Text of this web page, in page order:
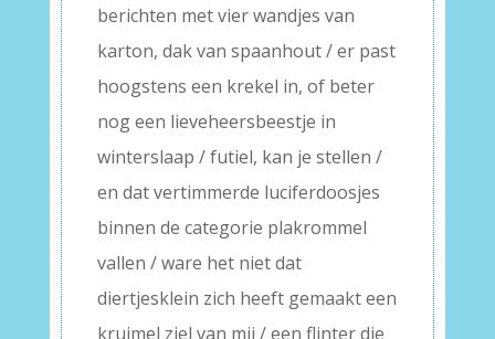
berichten met vier wandjes van
karton, dak van spaanhout / er past
hoogstens een krekel in, of beter
nog een lieveheersbeestje in
winterslaap / futiel, kan je stellen /
en dat vertimmerde luciferdoosjes
binnen de categorie plakrommel
vallen / ware het niet dat
diertjesklein zich heeft gemaakt een
kruimel ziel van mij / een flinter die